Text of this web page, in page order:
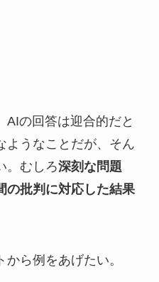
AIの回答は迎合的だと
ようなことだが、そん
。むしろ深刻な問題
の批判に対応した結果
ら例をあげたい。